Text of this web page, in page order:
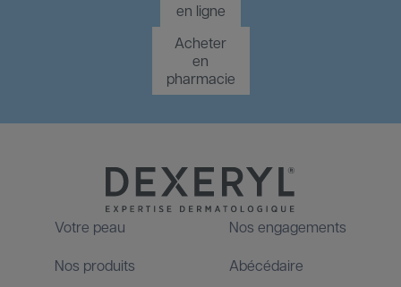
en ligne
Acheter
en
pharmacie
Footer
Votre peau Nos engagements
Nos produits Abécédaire